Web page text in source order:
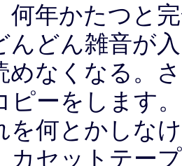
何年かたつと
んどん雑音が
めなくなる。
ピーをします
を何とかしな
カセットテー